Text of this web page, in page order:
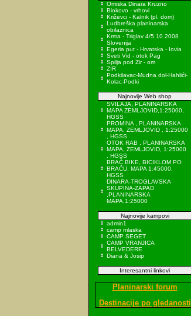
Omiska Dinara Kruzno
Biokovo - vrhovi
Križevci - Kalnik (pl. dom)
Ludbreška planinarska
obilaznica
Krma - Triglav 4/5.10.2008
Slovenija
Egeria put - Hrvatska - Iovia
Sveti Vid - otok Pag
Spilja pod Zir - om
ZIR
Podkilavac-Mudna dol-Hahlići-
Kolac-Podki
Najnovije Web shop
SVILAJA, PLANINARSKA
MAPA ZEMLJOVID,1:25000,
HGSS
PROMINA , PLANINARSKA
MAPA, ZEMLJOVID , 1:25000
, HGSS
OTOK RAB , PLANINARSKA
MAPA, ZEMLJOVID, 1:25000
, HGSS
BRAČ BIKE, BICIKLOM PO
BRAČU, MAPA 1:45000,
HGSS
DINARA-TROGLAVSKA
SKUPINA-ZAPAD
,PLANINARSKA
MAPA,1:25000
Najnovije kampovi
admin1
camp mlaska
CAMP SEGET
CAMP VRANJICA
BELVEDERE
Diana & Josip
Interesantni linkovi
Planinarski forum
Destinacije po gledanosti